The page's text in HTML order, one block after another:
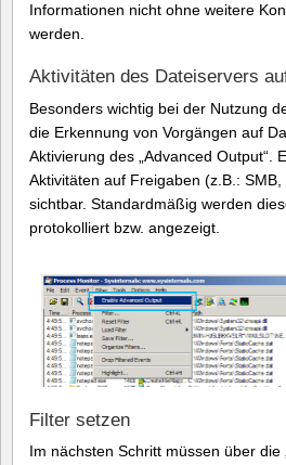
Informationen nicht ohne weitere
werden.
Aktivitäten des Dateiservers
Besonders wichtig bei der Nutzung
die Erkennung von Vorgängen auf
Aktivierung des „Advanced Output“.
Aktivitäten auf Freigaben (z.B.:
sichtbar. Standardmäßig werden
protokolliert bzw. angezeigt.
Filter setzen
Im nächsten Schritt müssen über die